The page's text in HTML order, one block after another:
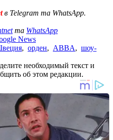
в Telegram та WhatsApp.
та WhatsApp
News
, орден, ABBA, шоу-
необходимый текст и
об этом редакции.